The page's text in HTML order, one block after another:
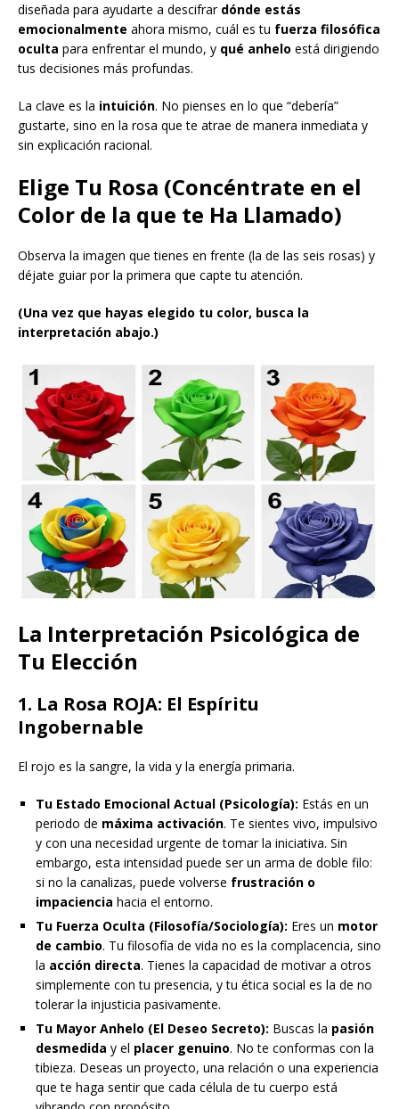
diseñada para ayudarte a descifrar dónde estás
emocionalmente ahora mismo, cuál es tu fuerza filosófica
oculta para enfrentar el mundo, y qué anhelo está dirigiendo
tus decisiones más profundas.
La clave es la intuición. No pienses en lo que “debería”
gustarte, sino en la rosa que te atrae de manera inmediata y
sin explicación racional.
Elige Tu Rosa (Concéntrate en el
Color de la que te Ha Llamado)
Observa la imagen que tienes en frente (la de las seis rosas) y
déjate guiar por la primera que capte tu atención.
(Una vez que hayas elegido tu color, busca la
interpretación abajo.)
La Interpretación Psicológica de
Tu Elección
1. La Rosa ROJA: El Espíritu
Ingobernable
El rojo es la sangre, la vida y la energía primaria.
Tu Estado Emocional Actual (Psicología): Estás en un
periodo de máxima activación. Te sientes vivo, impulsivo
y con una necesidad urgente de tomar la iniciativa. Sin
embargo, esta intensidad puede ser un arma de doble filo:
si no la canalizas, puede volverse frustración o
impaciencia hacia el entorno.
Tu Fuerza Oculta (Filosofía/Sociología): Eres un motor
de cambio. Tu filosofía de vida no es la complacencia, sino
la acción directa. Tienes la capacidad de motivar a otros
simplemente con tu presencia, y tu ética social es la de no
tolerar la injusticia pasivamente.
Tu Mayor Anhelo (El Deseo Secreto): Buscas la pasión
desmedida y el placer genuino. No te conformas con la
tibieza. Deseas un proyecto, una relación o una experiencia
que te haga sentir que cada célula de tu cuerpo está